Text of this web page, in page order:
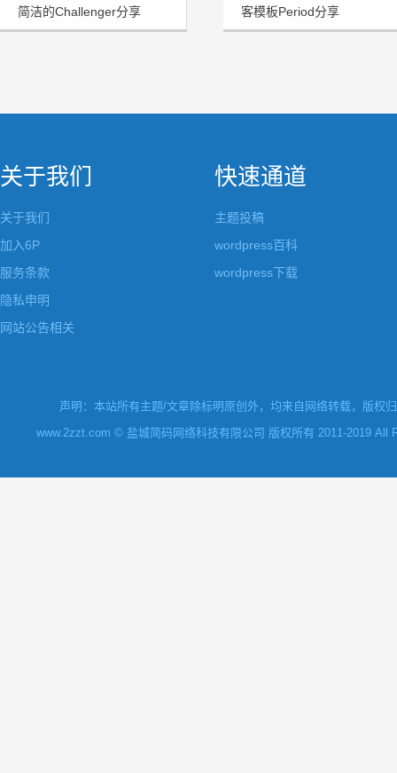
简洁的Challenger分享
客模板Period分享
关于我们
关于我们
加入6P
服务条款
隐私申明
网站公告相关
快速通道
主题投稿
wordpress百科
wordpress下载
声明：本站所有主题/文章除标明原创外，均来自网络转载，版权
www.2zzt.com © 盐城简码网络科技有限公司 版权所有 2011-2019